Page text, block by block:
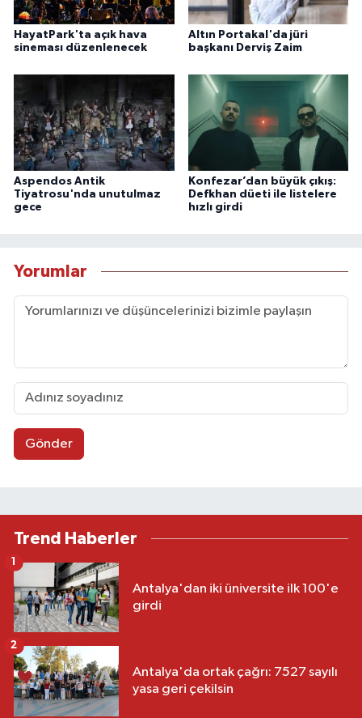
HayatPark'ta açık hava
sineması düzenlenecek
Altın Portakal'da jüri
başkanı Derviş Zaim
Aspendos Antik
Tiyatrosu'nda unutulmaz
gece
Konfezar’dan büyük çıkış:
Defkhan düeti ile listelere
hızlı girdi
Yorumlar
Gönder
Trend Haberler
Antalya'dan iki üniversite ilk 100'e
girdi
Antalya'da ortak çağrı: 7527 sayılı
yasa geri çekilsin
2